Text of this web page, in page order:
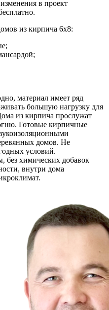
в проект
из кирпича 6х8:
материал имеет ряд
большую нагрузку для
из кирпича прослужат
Готовые кирпичные
домов. Не
условий.
без химических добавок
внутри дома